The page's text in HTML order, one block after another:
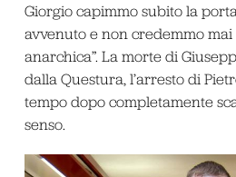
Giorgio capimmo subito la
avvenuto e non credemmo mai
anarchica”. La morte di
dalla Questura, l’arresto di
tempo dopo completamente
senso.